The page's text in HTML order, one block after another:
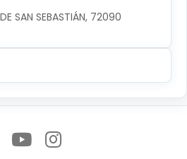
SAN SEBASTIÁN, 72090